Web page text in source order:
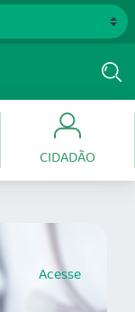
CIDADÃO
Acesse